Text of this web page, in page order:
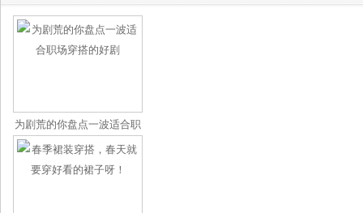
为剧荒的你盘点一波适合职
场穿搭